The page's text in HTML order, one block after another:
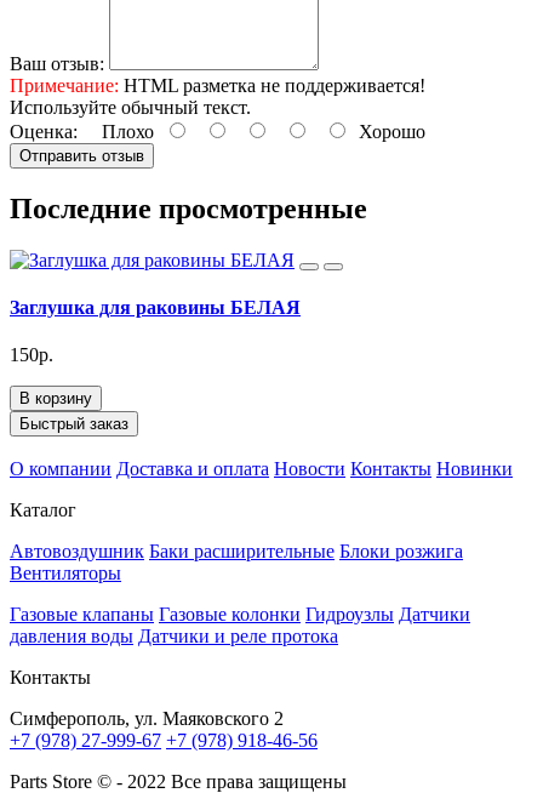
Ваш отзыв:
Примечание: HTML разметка не поддерживается!
Используйте обычный текст.
Оценка: Плохо Хорошо
Отправить отзыв
Последние просмотренные
Заглушка для раковины БЕЛАЯ
150р.
В корзину
Быстрый заказ
О компании Доставка и оплата Новости Контакты Новинки
Каталог
Автовоздушник Баки расширительные Блоки розжига
Вентиляторы
Газовые клапаны Газовые колонки Гидроузлы Датчики
давления воды Датчики и реле протока
Контакты
Симферополь, ул. Маяковского 2
+7 (978) 27-999-67 +7 (978) 918-46-56
Parts Store © - 2022 Все права защищены